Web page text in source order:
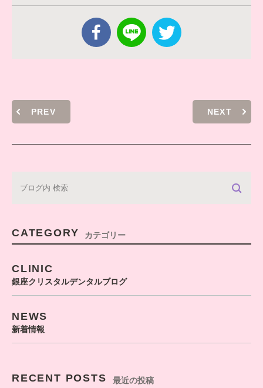
PREV NEXT
CATEGORY カテゴリー
CLINIC
銀座クリスタルデンタルブログ
NEWS
新着情報
RECENT POSTS 最近の投稿